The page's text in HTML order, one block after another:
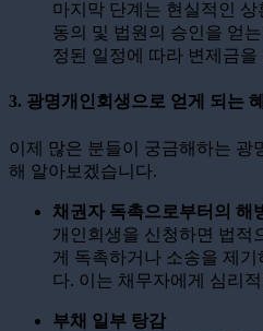
마지막 단계는 현실적인
동의 및 법원의 승인을 얻
정된 일정에 따라 변제금
3. 광명개인회생으로 얻게 되는
이제 많은 분들이 궁금해하는 광
해 알아보겠습니다.
채권자 독촉으로부터의 해
개인회생을 신청하면 법적
게 독촉하거나 소송을 제
다. 이는 채무자에게 심리
부채 일부 탕감